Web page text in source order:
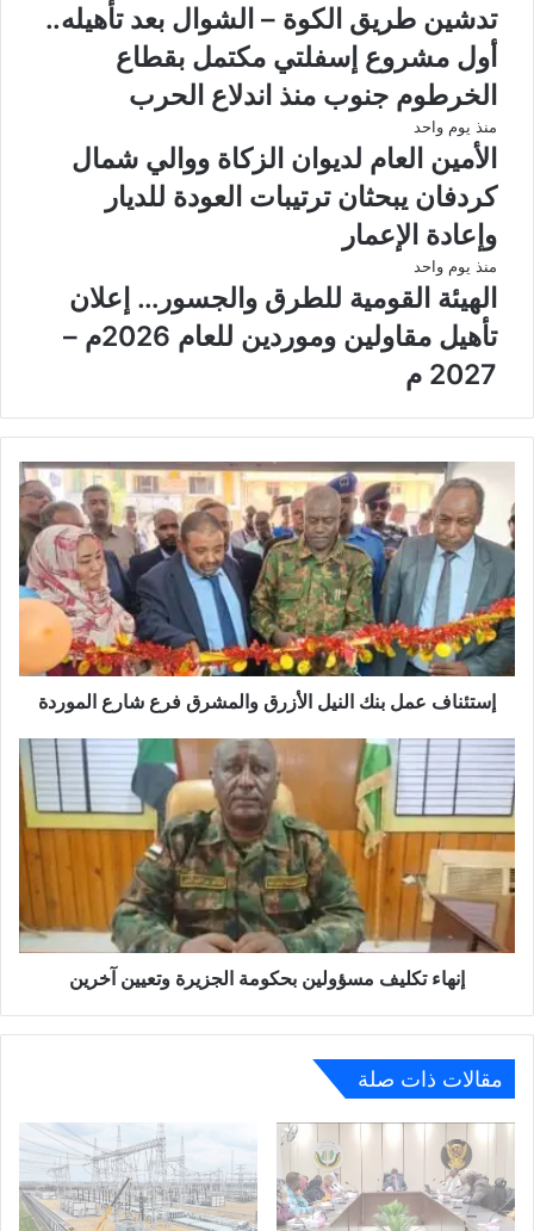
تدشين طريق الكوة – الشوال بعد تأهيله..
أول مشروع إسفلتي مكتمل بقطاع
الخرطوم جنوب منذ اندلاع الحرب
منذ يوم واحد
الأمين العام لديوان الزكاة ووالي شمال
كردفان يبحثان ترتيبات العودة للديار
وإعادة الإعمار
منذ يوم واحد
الهيئة القومية للطرق والجسور… إعلان
تأهيل مقاولين وموردين للعام 2026م –
2027 م
إستئناف عمل بنك النيل الأزرق والمشرق فرع شارع الموردة
إنهاء تكليف مسؤولين بحكومة الجزيرة وتعيين آخرين
مقالات ذات صلة